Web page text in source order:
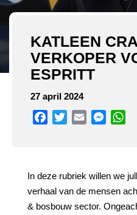
KATLEEN
VERKOPER
ESPRITT
27 april 2024
Facebook
TwitterEmail
In deze rubriek willen we
verhaal van de mensen
& bosbouw sector.